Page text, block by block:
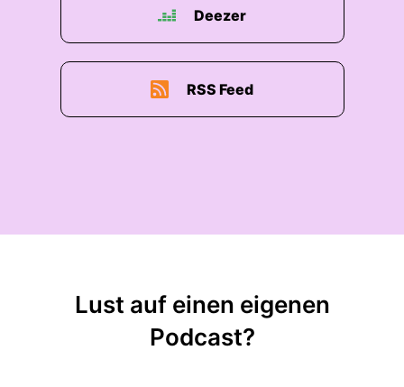
Deezer
RSS Feed
Lust auf einen eigenen
Podcast?